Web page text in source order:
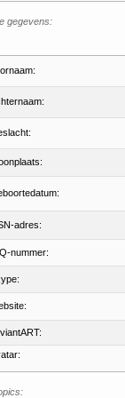
gegevens:
adres:
nummer: